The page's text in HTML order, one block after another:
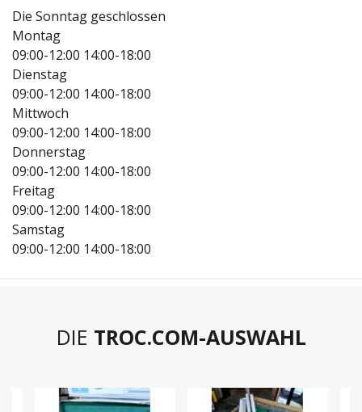
Die Sonntag geschlossen
Montag
09:00-12:00 14:00-18:00
Dienstag
09:00-12:00 14:00-18:00
Mittwoch
09:00-12:00 14:00-18:00
Donnerstag
09:00-12:00 14:00-18:00
Freitag
09:00-12:00 14:00-18:00
Samstag
09:00-12:00 14:00-18:00
DIE TROC.COM-AUSWAHL